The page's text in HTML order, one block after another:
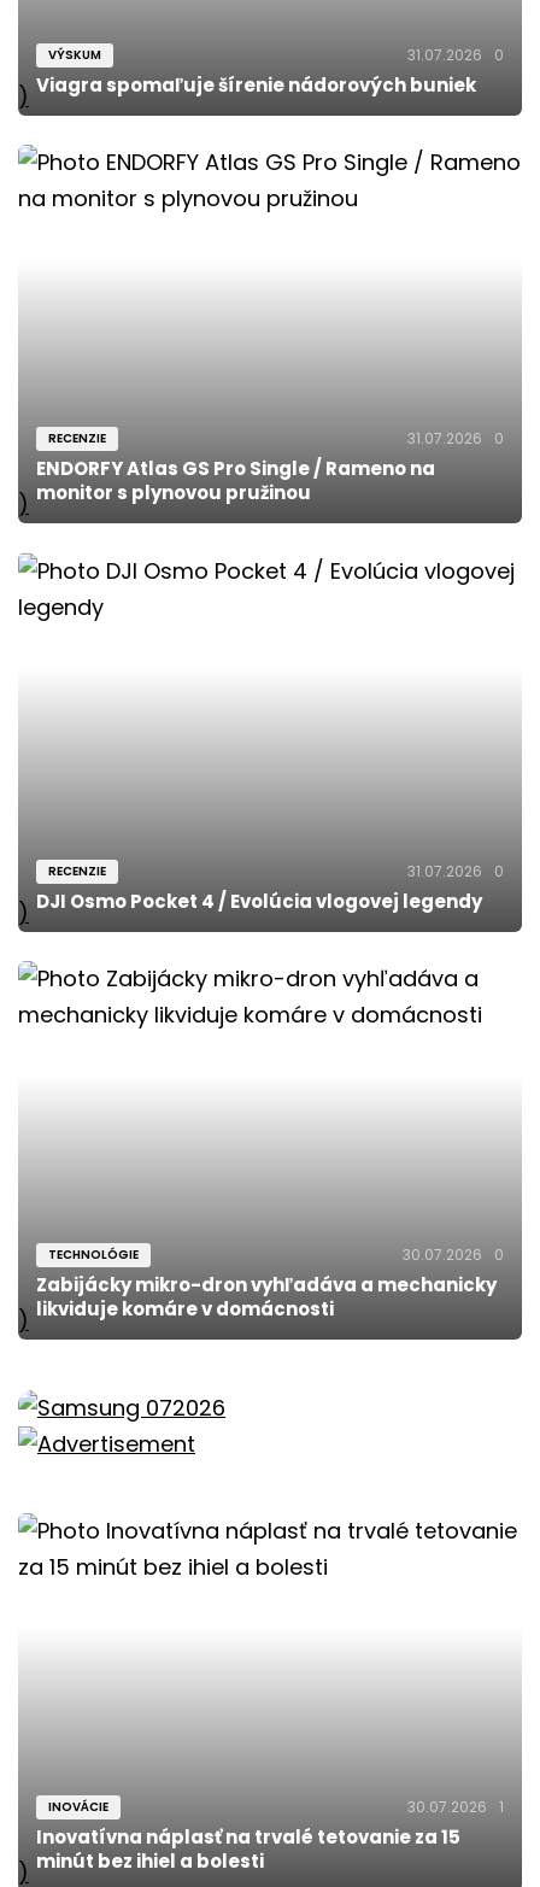
)
VÝSKUM 31.07.2026 0
Viagra spomaľuje šírenie nádorových buniek
)
RECENZIE 31.07.2026 0
ENDORFY Atlas GS Pro Single / Rameno na
monitor s plynovou pružinou
)
RECENZIE 31.07.2026 0
DJI Osmo Pocket 4 / Evolúcia vlogovej legendy
)
TECHNOLÓGIE 30.07.2026 0
Zabijácky mikro-dron vyhľadáva a mechanicky
likviduje komáre v domácnosti
)
INOVÁCIE 30.07.2026 1
Inovatívna náplasť na trvalé tetovanie za 15
minút bez ihiel a bolesti